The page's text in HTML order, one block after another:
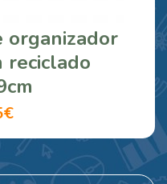
reciclado